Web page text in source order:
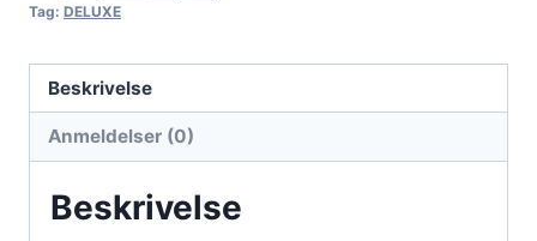
Tag: DELUXE
Beskrivelse
Anmeldelser (0)
Beskrivelse